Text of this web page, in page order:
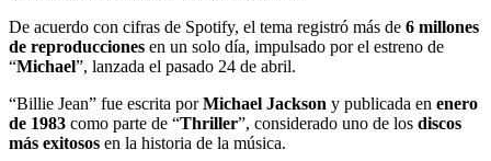
De acuerdo con cifras de Spotify, el tema registró más de 6 millones
de reproducciones en un solo día, impulsado por el estreno de
“Michael”, lanzada el pasado 24 de abril.
“Billie Jean” fue escrita porMichael Jackson y publicada en enero
de 1983 como parte de “Thriller”, considerado uno de los discos
más exitosos en la historia de la música.